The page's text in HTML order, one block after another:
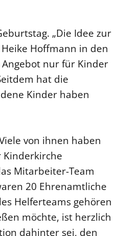
„Die Idee zur
Hoffmann in den
nur für Kinder
hat die
Kinder haben
von ihnen haben
Kinderkirche
Mitarbeiter-Team
20 Ehrenamtliche
Helferteams gehören
möchte, ist herzlich
dahinter sei, den